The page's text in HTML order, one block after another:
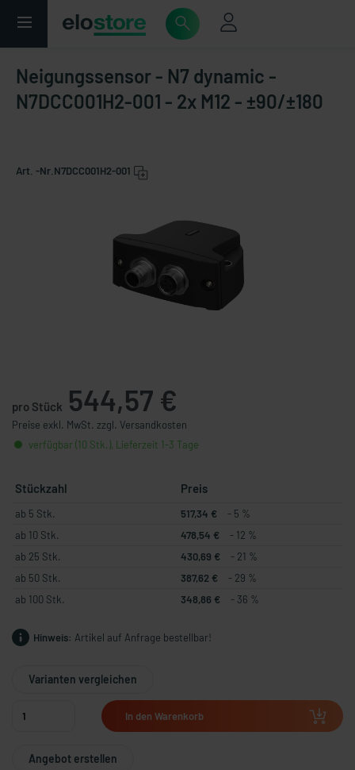
Neigungssensor - N7 dynamic -
N7DCC001H2-001 - 2x M12 - ±90/±180
Art. -Nr. N7DCC001H2-001
pro Stück 544,57 €
Preise exkl. MwSt. zzgl. Versandkosten
verfügbar (10 Stk.), Lieferzeit 1-3 Tage
Stückzahl Preis
ab 5 Stk. 517,34 €
- 5 %
ab 10 Stk.
478,54 €
- 12 %
ab 25 Stk.
430,69 €
- 21 %
ab 50 Stk.
387,62 €
- 29 %
ab 100 Stk.
348,86 € - 36 %
Hinweis: Artikel auf Anfrage bestellbar!
Varianten vergleichen
In den Warenkorb
Angebot erstellen